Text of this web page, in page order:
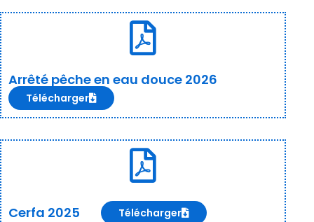
Arrêté pêche en eau douce 2026
Télécharger
Cerfa 2025 Télécharger